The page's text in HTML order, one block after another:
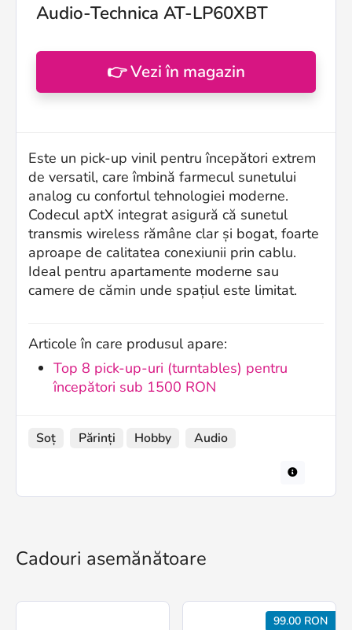
Audio-Technica AT-LP60XBT
👉 Vezi în magazin
Este un pick-up vinil pentru începători extrem
de versatil, care îmbină farmecul sunetului
analog cu confortul tehnologiei moderne.
Codecul aptX integrat asigură că sunetul
transmis wireless rămâne clar și bogat, foarte
aproape de calitatea conexiunii prin cablu.
Ideal pentru apartamente moderne sau
camere de cămin unde spațiul este limitat.
Articole în care produsul apare:
Top 8 pick-up-uri (turntables) pentru
începători sub 1500 RON
Soț Părinți Hobby Audio
Cadouri asemănătoare
99.00 RON